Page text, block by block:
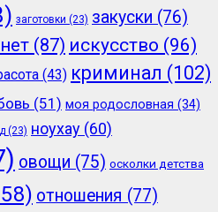
заготовки (23) закуски (76)
(87) искусство (96)
(43) криминал (102)
(51) моя родословная (34)
(23) ноухау (60)
овощи (75) осколки детства
отношения (77)